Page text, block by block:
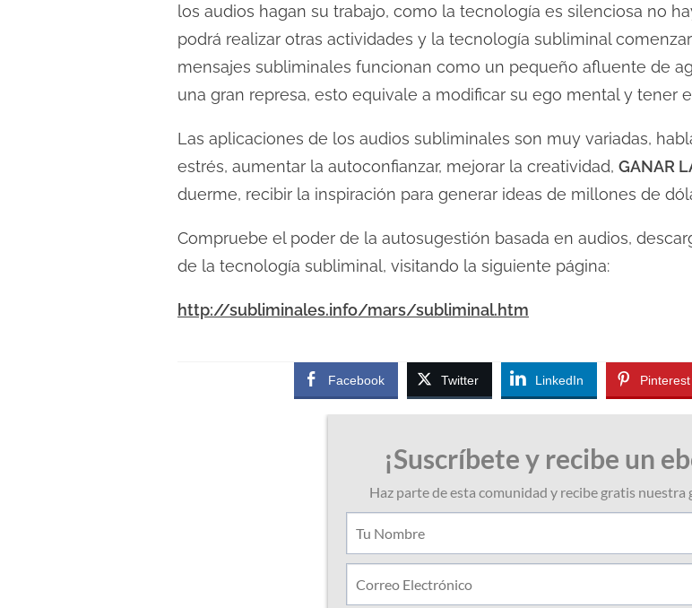
los audios hagan su trabajo, como la tecnología es silenciosa no
podrá realizar otras actividades y la tecnología subliminal
mensajes subliminales funcionan como un pequeño afluente de
una gran represa, esto equivale a modificar su ego mental y tener
Las aplicaciones de los audios subliminales son muy variadas,
estrés, aumentar la autoconfianzar, mejorar la creatividad, GANAR
duerme, recibir la inspiración para generar ideas de millones de
Compruebe el poder de la autosugestión basada en audios,
de la tecnología subliminal, visitando la siguiente página:
http://subliminales.info/mars/subliminal.htm
Facebook Twitter LinkedIn Pinterest